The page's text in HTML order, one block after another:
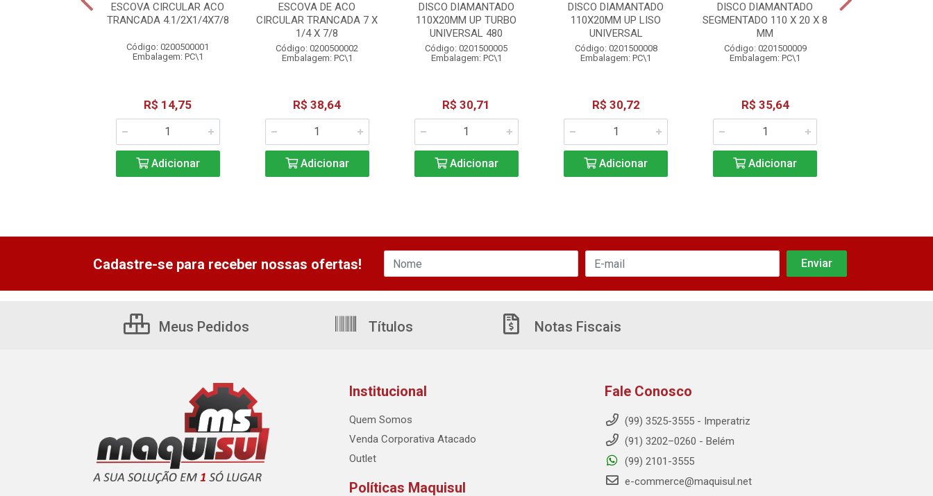
ESCOVA CIRCULAR ACO
TRANCADA 4.1/2X1/4X7/8
Código: 0200500001
Embalagem: PC\1
R$ 14,75
Adicionar
ESCOVA DE ACO
CIRCULAR TRANCADA 7 X
1/4 X 7/8
Código: 0200500002
Embalagem: PC\1
R$ 38,64
Adicionar
DISCO DIAMANTADO
110X20MM UP TURBO
UNIVERSAL 480
Código: 0201500005
Embalagem: PC\1
R$ 30,71
Adicionar
DISCO DIAMANTADO
110X20MM UP LISO
UNIVERSAL
Código: 0201500008
Embalagem: PC\1
R$ 30,72
Adicionar
DISCO DIAMANTADO
SEGMENTADO 110 X 20 X 8
MM
Código: 0201500009
Embalagem: PC\1
R$ 35,64
Adicionar
Cadastre-se para receber nossas ofertas!
Meus Pedidos Títulos Notas Fiscais
Institucional
Quem Somos
Venda Corporativa Atacado
Outlet
Políticas Maquisul
Fale Conosco
(99) 3525-3555 - Imperatriz
(91) 3202–0260 - Belém
(99) 2101-3555
e-commerce@maquisul.net